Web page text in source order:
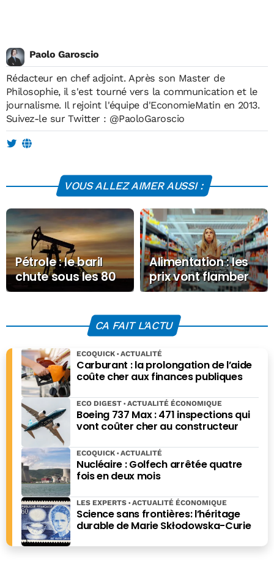
Paolo Garoscio
Rédacteur en chef adjoint. Après son Master de
Philosophie, il s'est tourné vers la communication et le
journalisme. Il rejoint l'équipe d'EconomieMatin en 2013.
Suivez-le sur Twitter : @PaoloGaroscio
VOUS ALLEZ AIMER AUSSI :
Pétrole : le baril
chute sous les 80
dollars après
Alimentation : les
prix vont flamber
d’ici 2027, alerte la
CA FAIT L'ACTU
Carburant : la prolongation de l’aide
coûte cher aux finances publiques
ECOQUICK ACTUALITÉ
Boeing 737 Max : 471 inspections qui
vont coûter cher au constructeur
ECO DIGEST ACTUALITÉ ÉCONOMIQUE
Nucléaire : Golfech arrêtée quatre
fois en deux mois
ECOQUICK ACTUALITÉ
Science sans frontières: l’héritage
durable de Marie Skłodowska-Curie
LES EXPERTS ACTUALITÉ ÉCONOMIQUE